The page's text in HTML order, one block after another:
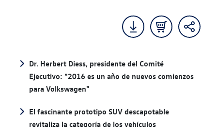
Dr. Herbert Diess, presidente del Comité
Ejecutivo: "2016 es un año de nuevos comienzos
para Volkswagen"
El fascinante prototipo SUV descapotable
revitaliza la categoría de los vehículos